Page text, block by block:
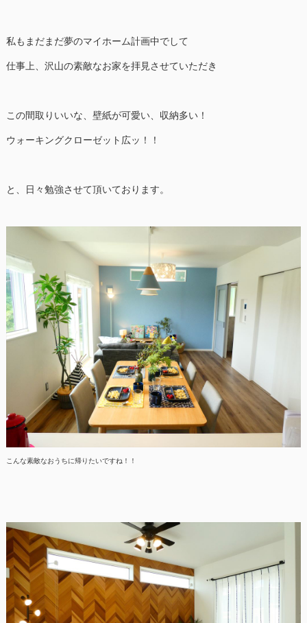
私もまだまだ夢のマイホーム計画中でして
仕事上、沢山の素敵なお家を拝見させていただき
この間取りいいな、壁紙が可愛い、収納多い！
ウォーキングクローゼット広ッ！！
と、日々勉強させて頂いております。
こんな素敵なおうちに帰りたいですね！！